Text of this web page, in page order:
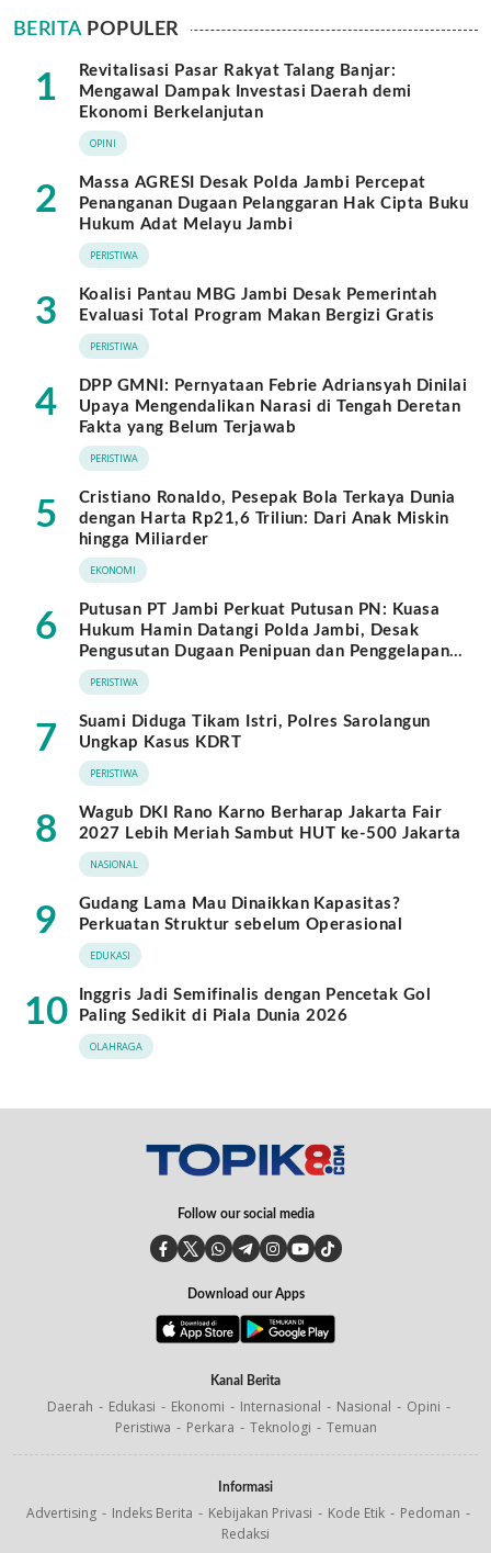
BERITAPOPULER
1
Revitalisasi Pasar Rakyat Talang Banjar:
Mengawal Dampak Investasi Daerah demi
Ekonomi Berkelanjutan
OPINI
2
Massa AGRESI Desak Polda Jambi Percepat
Penanganan Dugaan Pelanggaran Hak Cipta Buku
Hukum Adat Melayu Jambi
PERISTIWA
3
Koalisi Pantau MBG Jambi Desak Pemerintah
Evaluasi Total Program Makan Bergizi Gratis
PERISTIWA
4
DPP GMNI: Pernyataan Febrie Adriansyah Dinilai
Upaya Mengendalikan Narasi di Tengah Deretan
Fakta yang Belum Terjawab
PERISTIWA
5
Cristiano Ronaldo, Pesepak Bola Terkaya Dunia
dengan Harta Rp21,6 Triliun: Dari Anak Miskin
hingga Miliarder
EKONOMI
6
Putusan PT Jambi Perkuat Putusan PN: Kuasa
Hukum Hamin Datangi Polda Jambi, Desak
Pengusutan Dugaan Penipuan dan Penggelapan
BPKB
PERISTIWA
7
Suami Diduga Tikam Istri, Polres Sarolangun
Ungkap Kasus KDRT
PERISTIWA
8
Wagub DKI Rano Karno Berharap Jakarta Fair
2027 Lebih Meriah Sambut HUT ke-500 Jakarta
NASIONAL
9
Gudang Lama Mau Dinaikkan Kapasitas?
Perkuatan Struktur sebelum Operasional
EDUKASI
10
Inggris Jadi Semifinalis dengan Pencetak Gol
Paling Sedikit di Piala Dunia 2026
OLAHRAGA
Follow our social media
Download our Apps
Kanal Berita
Daerah Edukasi Ekonomi Internasional Nasional
Opini
Peristiwa
Perkara Teknologi Temuan
Informasi
Advertising Indeks Berita Kebijakan Privasi Kode Etik
Pedoman
Redaksi